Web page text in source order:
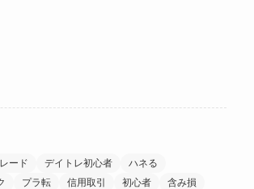
ード デイトレ初心者
ハネる
プラ転 信用取引 初心者
含み損